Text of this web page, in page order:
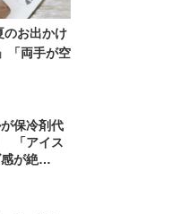
お出かけ
「両手が空
保冷剤代
「アイス
が絶